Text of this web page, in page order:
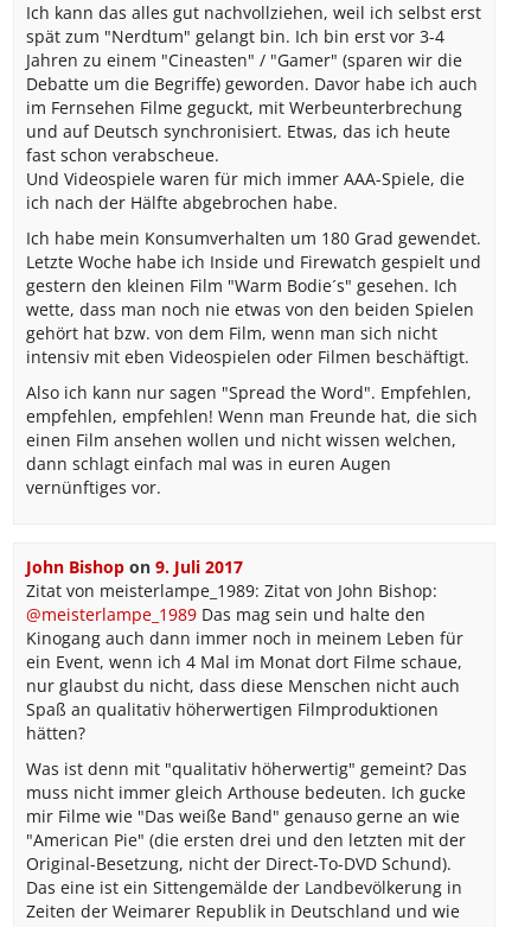
Ich kann das alles gut nachvollziehen, weil ich selbst erst
spät zum "Nerdtum" gelangt bin. Ich bin erst vor 3-4
Jahren zu einem "Cineasten" / "Gamer" (sparen wir die
Debatte um die Begriffe) geworden. Davor habe ich auch
im Fernsehen Filme geguckt, mit Werbeunterbrechung
und auf Deutsch synchronisiert. Etwas, das ich heute
fast schon verabscheue.
Und Videospiele waren für mich immer AAA-Spiele, die
ich nach der Hälfte abgebrochen habe.
Ich habe mein Konsumverhalten um 180 Grad gewendet.
Letzte Woche habe ich Inside und Firewatch gespielt und
gestern den kleinen Film "Warm Bodie´s" gesehen. Ich
wette, dass man noch nie etwas von den beiden Spielen
gehört hat bzw. von dem Film, wenn man sich nicht
intensiv mit eben Videospielen oder Filmen beschäftigt.
Also ich kann nur sagen "Spread the Word". Empfehlen,
empfehlen, empfehlen! Wenn man Freunde hat, die sich
einen Film ansehen wollen und nicht wissen welchen,
dann schlagt einfach mal was in euren Augen
vernünftiges vor.
John Bishopon 9. Juli 2017
Zitat von meisterlampe_1989: Zitat von John Bishop:
@meisterlampe_1989Das mag sein und halte den
Kinogang auch dann immer noch in meinem Leben für
ein Event, wenn ich 4 Mal im Monat dort Filme schaue,
nur glaubst du nicht, dass diese Menschen nicht auch
Spaß an qualitativ höherwertigen Filmproduktionen
hätten?
Was ist denn mit "qualitativ höherwertig" gemeint? Das
muss nicht immer gleich Arthouse bedeuten. Ich gucke
mir Filme wie "Das weiße Band" genauso gerne an wie
"American Pie" (die ersten drei und den letzten mit der
Original-Besetzung, nicht der Direct-To-DVD Schund).
Das eine ist ein Sittengemälde der Landbevölkerung in
Zeiten der Weimarer Republik in Deutschland und wie